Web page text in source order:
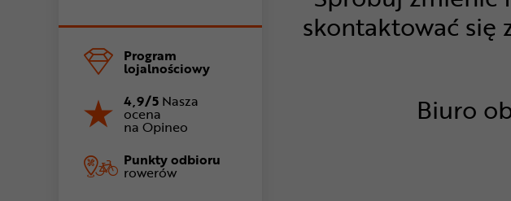
Program
lojalnościowy
4,9/5 Nasza
ocena
na Opineo
Punkty odbioru
rowerów
skontaktować się
Biuro